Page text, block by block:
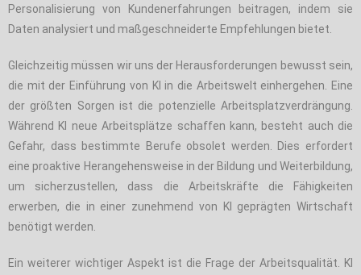
Personalisierung von Kundenerfahrungen beitragen, indem sie
Daten analysiert und maßgeschneiderte Empfehlungen bietet.
Gleichzeitig müssen wir uns der Herausforderungen bewusst sein,
die mit der Einführung von KI in die Arbeitswelt einhergehen. Eine
der größten Sorgen ist die potenzielle Arbeitsplatzverdrängung.
Während KI neue Arbeitsplätze schaffen kann, besteht auch die
Gefahr, dass bestimmte Berufe obsolet werden. Dies erfordert
eine proaktive Herangehensweise in der Bildung und Weiterbildung,
um sicherzustellen, dass die Arbeitskräfte die Fähigkeiten
erwerben, die in einer zunehmend von KI geprägten Wirtschaft
benötigt werden.
Ein weiterer wichtiger Aspekt ist die Frage der Arbeitsqualität. KI